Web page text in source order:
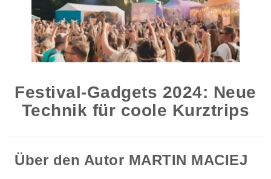
Festival-Gadgets 2024: Neue
Technik für coole Kurztrips
Über den Autor MARTIN MACIEJ